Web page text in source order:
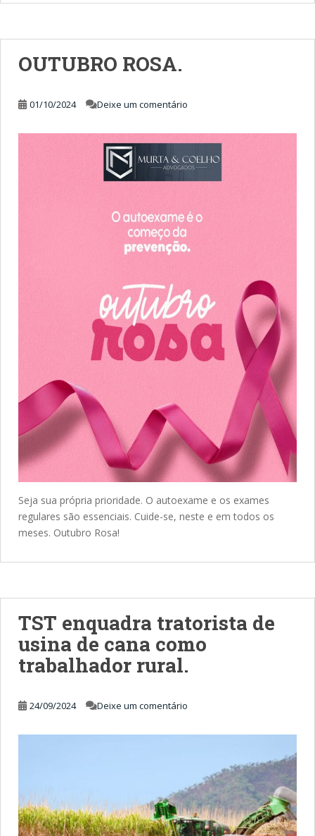
OUTUBRO ROSA.
01/10/2024 Deixe um comentário
Seja sua própria prioridade. O autoexame e os exames
regulares são essenciais. Cuide-se, neste e em todos os
meses. Outubro Rosa!
TST enquadra tratorista de
usina de cana como
trabalhador rural.
24/09/2024 Deixe um comentário